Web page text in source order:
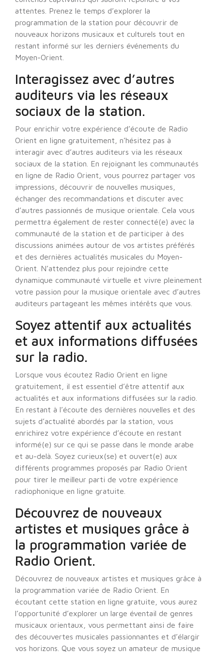
attentes. Prenez le temps d’explorer la
programmation de la station pour découvrir de
nouveaux horizons musicaux et culturels tout en
restant informé sur les derniers événements du
Moyen-Orient.
Interagissez avec d’autres
auditeurs via les réseaux
sociaux de la station.
Pour enrichir votre expérience d’écoute de Radio
Orient en ligne gratuitement, n’hésitez pas à
interagir avec d’autres auditeurs via les réseaux
sociaux de la station. En rejoignant les communautés
en ligne de Radio Orient, vous pourrez partager vos
impressions, découvrir de nouvelles musiques,
échanger des recommandations et discuter avec
d’autres passionnés de musique orientale. Cela vous
permettra également de rester connecté(e) avec la
communauté de la station et de participer à des
discussions animées autour de vos artistes préférés
et des dernières actualités musicales du Moyen-
Orient. N’attendez plus pour rejoindre cette
dynamique communauté virtuelle et vivre pleinement
votre passion pour la musique orientale avec d’autres
auditeurs partageant les mêmes intérêts que vous.
Soyez attentif aux actualités
et aux informations diffusées
sur la radio.
Lorsque vous écoutez Radio Orient en ligne
gratuitement, il est essentiel d’être attentif aux
actualités et aux informations diffusées sur la radio.
En restant à l’écoute des dernières nouvelles et des
sujets d’actualité abordés par la station, vous
enrichirez votre expérience d’écoute en restant
informé(e) sur ce qui se passe dans le monde arabe
et au-delà. Soyez curieux(se) et ouvert(e) aux
différents programmes proposés par Radio Orient
pour tirer le meilleur parti de votre expérience
radiophonique en ligne gratuite.
Découvrez de nouveaux
artistes et musiques grâce à
la programmation variée de
Radio Orient.
Découvrez de nouveaux artistes et musiques grâce à
la programmation variée de Radio Orient. En
écoutant cette station en ligne gratuite, vous aurez
l’opportunité d’explorer un large éventail de genres
musicaux orientaux, vous permettant ainsi de faire
des découvertes musicales passionnantes et d’élargir
vos horizons. Que vous soyez un amateur de musique